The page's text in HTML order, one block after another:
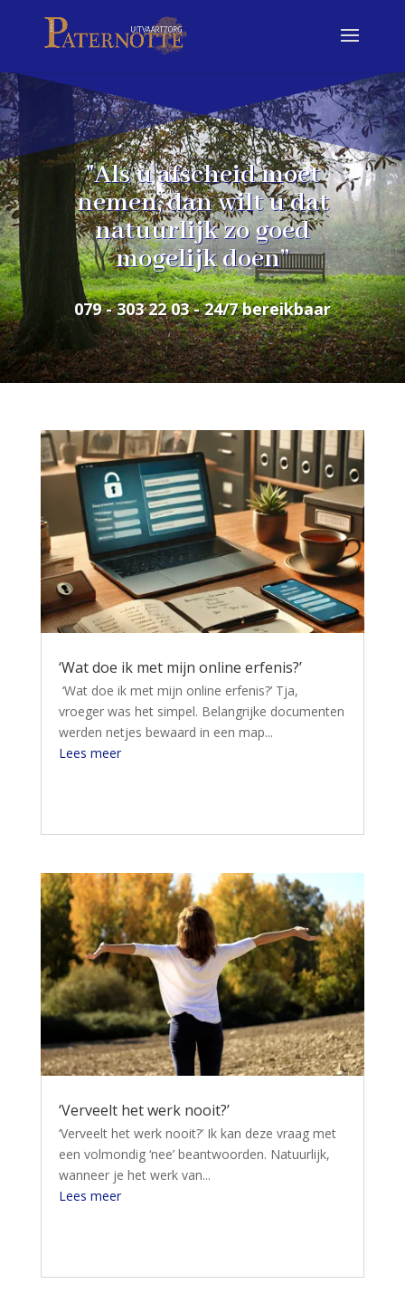
Afscheid nemen hoort bij het leven,
maar als we afscheid nemen van
iemand die ons dierbaar is, staat ons
eigen leven even stil
079 - 303 22 03 - 24/7 bereikbaar
‘Wat doe ik met mijn online erfenis?’
‘Wat doe ik met mijn online erfenis?’ Tja,
vroeger was het simpel. Belangrijke documenten
werden netjes bewaard in een map...
Lees meer
‘Verveelt het werk nooit?’
‘Verveelt het werk nooit?’ Ik kan deze vraag met
een volmondig ‘nee’ beantwoorden. Natuurlijk,
wanneer je het werk van...
Lees meer